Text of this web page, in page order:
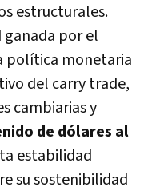
estructurales.
por el
política monetaria
del carry trade,
cambiarias y
de dólares al
estabilidad
su sostenibilidad